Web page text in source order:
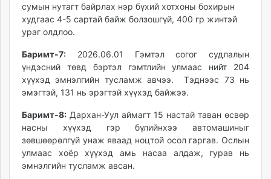
сумын нутагт байрлах нэр бүхий хотхоны бохирын
худгаас 4-5 сартай байж болзошгүй, 400 гр жинтэй
ураг олдлоо.
Баримт-7: 2026.06.01 Гэмтэл согог судлалын
үндэсний төвд бэртэл гэмтлийн улмаас нийт 204
хүүхэд эмнэлгийн тусламж авчээ. Тэднээс 73 нь
эмэгтэй, 131 нь эрэгтэй хүүхэд байжээ.
Баримт-8: Дархан-Уул аймагт 15 настай таван өсвөр
насны хүүхэд гэр бүлийнхээ автомашиныг
зөвшөөрөлгүй унаж яваад ноцтой осол гаргав. Ослын
улмаас хоёр хүүхэд амь насаа алдаж, гурав нь
эмнэлгийн тусламж авсан.